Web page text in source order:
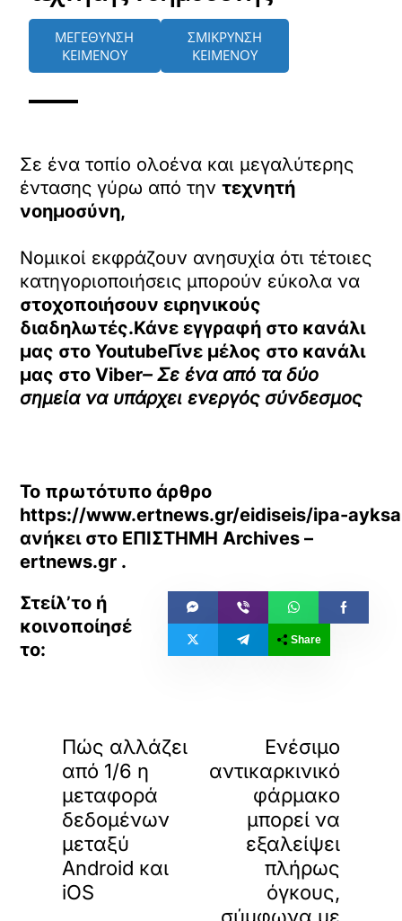
ΜΕΓΕΘΥΝΣΗ
ΚΕΙΜΕΝΟΥ
ΣΜΙΚΡΥΝΣΗ
ΚΕΙΜΕΝΟΥ
Σε ένα τοπίο ολοένα και μεγαλύτερης
έντασης γύρω από τηντεχνητή
νοημοσύνη,
Νομικοί εκφράζουν ανησυχία ότι τέτοιες
κατηγοριοποιήσεις μπορούν εύκολα να
στοχοποιήσουν ειρηνικούς
διαδηλωτές.Κάνε εγγραφή στο κανάλι
μας στοYoutubeΓίνε μέλος στο κανάλι
μας στοViber– Σε ένα από τα δύο
σημεία να υπάρχει ενεργός σύνδεσμος
Το πρωτότυπο άρθρο
https://www.ertnews.gr/eidiseis/ipa-
ανήκει στο ΕΠΙΣΤΗΜΗ Archives –
ertnews.gr .
Share
Πώς αλλάζει
από 1/6 η
μεταφορά
δεδομένων
μεταξύ
Android και
iOS
Ενέσιμο
αντικαρκινικό
φάρμακο
μπορεί να
εξαλείψει
πλήρως
όγκους,